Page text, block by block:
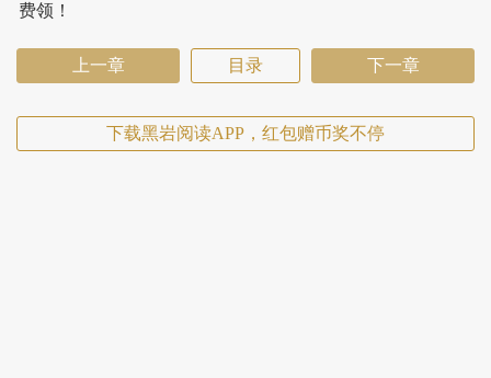
费领！
上一章 目录 下一章
下载黑岩阅读APP，红包赠币奖不停